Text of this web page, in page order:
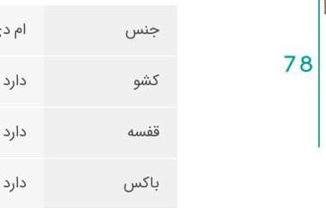
جنس ام
کشو دارد - 1
قفسه دارد - 1
باکس دارد - 3